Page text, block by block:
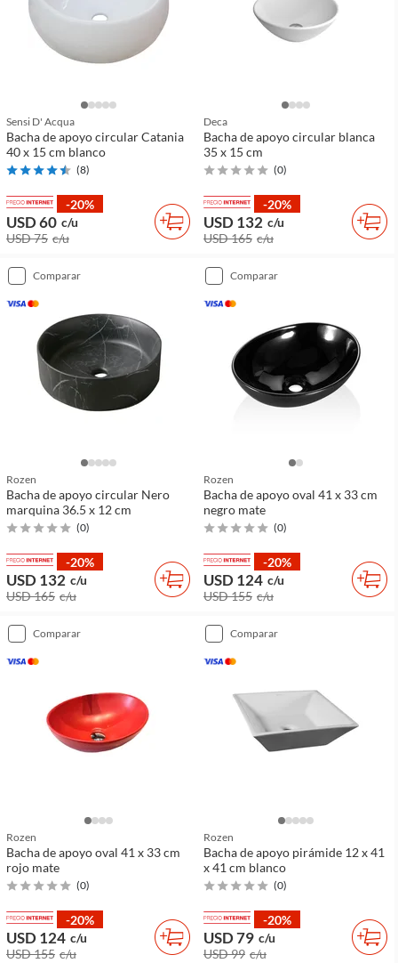
Sensi D' Acqua
Bacha de apoyo circular Catania
40 x 15 cm blanco
(8)
-20%
USD 60 c/u
USD 75 c/u
Deca
Bacha de apoyo circular blanca
35 x 15 cm
(0)
-20%
USD 132 c/u
USD 165 c/u
comparar
Rozen
Bacha de apoyo circular Nero
marquina 36.5 x 12 cm
(0)
-20%
USD 132 c/u
USD 165 c/u
comparar
Rozen
Bacha de apoyo oval 41 x 33 cm
negro mate
(0)
-20%
USD 124 c/u
USD 155 c/u
comparar
Rozen
Bacha de apoyo oval 41 x 33 cm
rojo mate
(0)
-20%
USD 124 c/u
USD 155 c/u
comparar
Rozen
Bacha de apoyo pirámide 12 x 41
x 41 cm blanco
(0)
-20%
USD 79 c/u
USD 99 c/u